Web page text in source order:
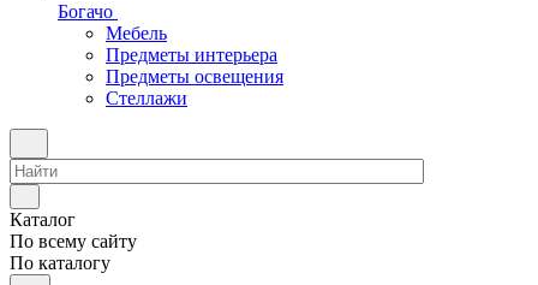
Богачо
Мебель
Предметы интерьера
Предметы освещения
Стеллажи
Каталог
По всему сайту
По каталогу